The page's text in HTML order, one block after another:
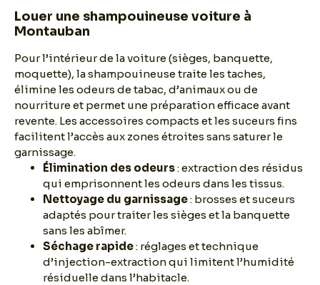
Louer une shampouineuse voiture à
Montauban
Pour l’intérieur de la voiture (sièges, banquette,
moquette), la shampouineuse traite les taches,
élimine les odeurs de tabac, d’animaux ou de
nourriture et permet une préparation efficace avant
revente. Les accessoires compacts et les suceurs fins
facilitent l’accès aux zones étroites sans saturer le
garnissage.
Élimination des odeurs: extraction des résidus
qui emprisonnent les odeurs dans les tissus.
Nettoyage du garnissage: brosses et suceurs
adaptés pour traiter les sièges et la banquette
sans les abîmer.
Séchage rapide: réglages et technique
d’injection-extraction qui limitent l’humidité
résiduelle dans l’habitacle.